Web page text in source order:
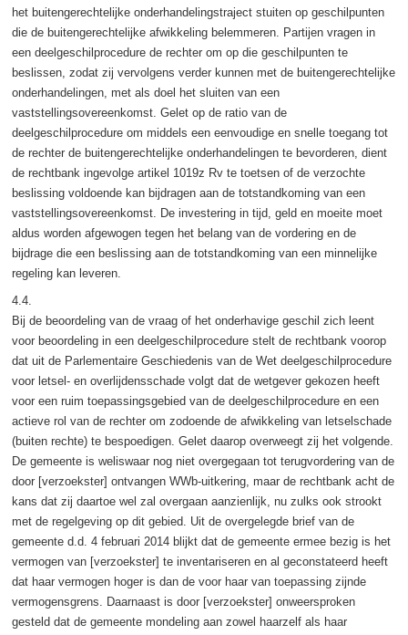
het buitengerechtelijke onderhandelingstraject stuiten op geschilpunten
die de buitengerechtelijke afwikkeling belemmeren. Partijen vragen in
een deelgeschilprocedure de rechter om op die geschilpunten te
beslissen, zodat zij vervolgens verder kunnen met de buitengerechtelijke
onderhandelingen, met als doel het sluiten van een
vaststellingsovereenkomst. Gelet op de ratio van de
deelgeschilprocedure om middels een eenvoudige en snelle toegang tot
de rechter de buitengerechtelijke onderhandelingen te bevorderen, dient
de rechtbank ingevolge artikel 1019z Rv te toetsen of de verzochte
beslissing voldoende kan bijdragen aan de totstandkoming van een
vaststellingsovereenkomst. De investering in tijd, geld en moeite moet
aldus worden afgewogen tegen het belang van de vordering en de
bijdrage die een beslissing aan de totstandkoming van een minnelijke
regeling kan leveren.
4.4.
Bij de beoordeling van de vraag of het onderhavige geschil zich leent
voor beoordeling in een deelgeschilprocedure stelt de rechtbank voorop
dat uit de Parlementaire Geschiedenis van de Wet deelgeschilprocedure
voor letsel- en overlijdensschade volgt dat de wetgever gekozen heeft
voor een ruim toepassingsgebied van de deelgeschilprocedure en een
actieve rol van de rechter om zodoende de afwikkeling van letselschade
(buiten rechte) te bespoedigen. Gelet daarop overweegt zij het volgende.
De gemeente is weliswaar nog niet overgegaan tot terugvordering van de
door [verzoekster] ontvangen WWb-uitkering, maar de rechtbank acht de
kans dat zij daartoe wel zal overgaan aanzienlijk, nu zulks ook strookt
met de regelgeving op dit gebied. Uit de overgelegde brief van de
gemeente d.d. 4 februari 2014 blijkt dat de gemeente ermee bezig is het
vermogen van [verzoekster] te inventariseren en al geconstateerd heeft
dat haar vermogen hoger is dan de voor haar van toepassing zijnde
vermogensgrens. Daarnaast is door [verzoekster] onweersproken
gesteld dat de gemeente mondeling aan zowel haarzelf als haar